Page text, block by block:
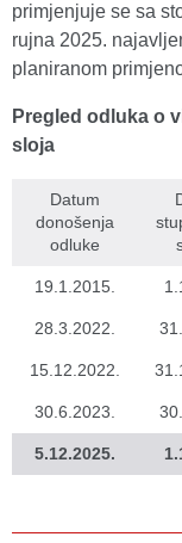
primjenjuje se sa
rujna 2025.
planiranom
Pregled odluka o
sloja
Datum
donošenja
odluke
19.1.2015.
28.3.2022.
15.12.2022.
30.6.2023.
5.12.2025.